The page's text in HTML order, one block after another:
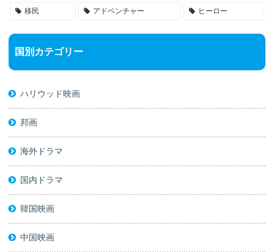
移民 アドベンチャー ヒーロー
国別カテゴリー
ハリウッド映画
邦画
海外ドラマ
国内ドラマ
韓国映画
中国映画